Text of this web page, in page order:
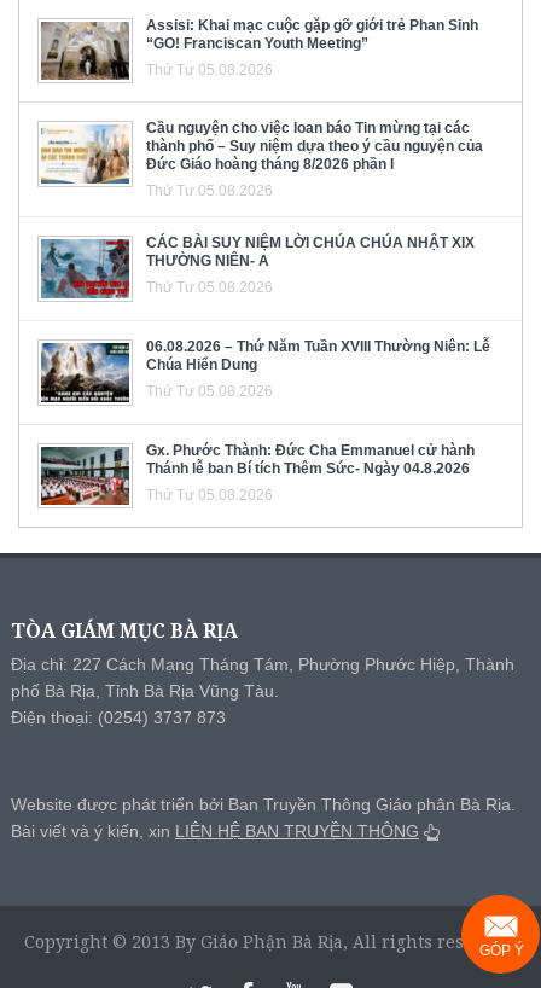
Assisi: Khai mạc cuộc gặp gỡ giới trẻ Phan Sinh
“GO! Franciscan Youth Meeting”
Thứ Tư 05.08.2026
Cầu nguyện cho việc loan báo Tin mừng tại các
thành phố – Suy niệm dựa theo ý cầu nguyện của
Đức Giáo hoàng tháng 8/2026 phần I
Thứ Tư 05.08.2026
CÁC BÀI SUY NIỆM LỜI CHÚA CHÚA NHẬT XIX
THƯỜNG NIÊN- A
Thứ Tư 05.08.2026
06.08.2026 – Thứ Năm Tuần XVIII Thường Niên: Lễ
Chúa Hiển Dung
Thứ Tư 05.08.2026
Gx. Phước Thành: Đức Cha Emmanuel cử hành
Thánh lễ ban Bí tích Thêm Sức- Ngày 04.8.2026
Thứ Tư 05.08.2026
TÒA GIÁM MỤC BÀ RỊA
Địa chỉ: 227 Cách Mạng Tháng Tám, Phường Phước Hiệp, Thành
phố Bà Rịa, Tỉnh Bà Rịa Vũng Tàu.
Điện thoại: (0254) 3737 873
Website được phát triển bởi Ban Truyền Thông Giáo phận Bà Rịa.
Bài viết và ý kiến, xin LIÊN HỆ BAN TRUYỀN THÔNG
Copyright © 2013 By Giáo Phận Bà Rịa, All rights reserved.
GÓP Ý